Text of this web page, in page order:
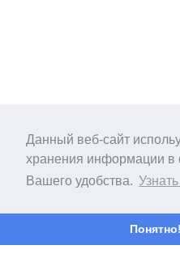
Данный веб-сайт
хранения информации в
Вашего удобства.
Понятно!